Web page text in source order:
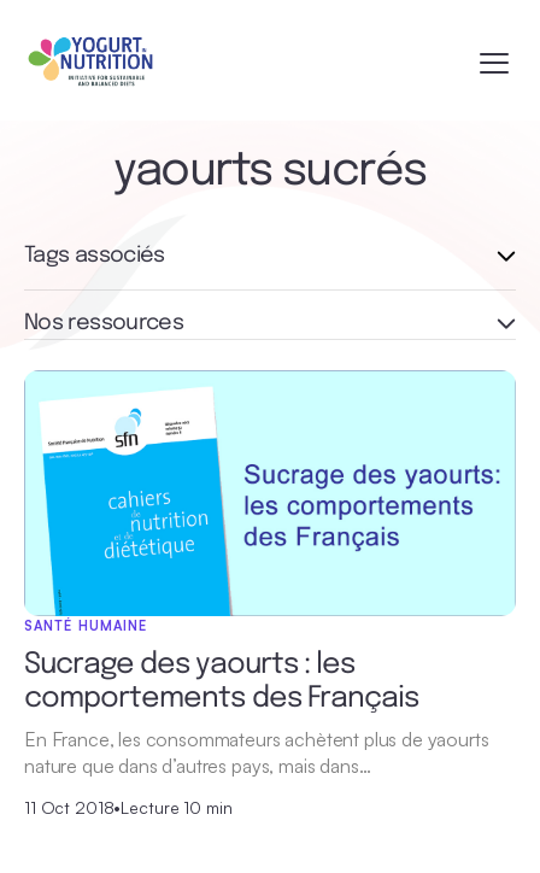
yaourts sucrés
SANTÉ HUMAINE
Sucrage des yaourts : les
comportements des Français
En France, les consommateurs achètent plus de yaourts
nature que dans d’autres pays, mais dans…
11 Oct 2018•Lecture 10 min
Tags associés
Nos ressources